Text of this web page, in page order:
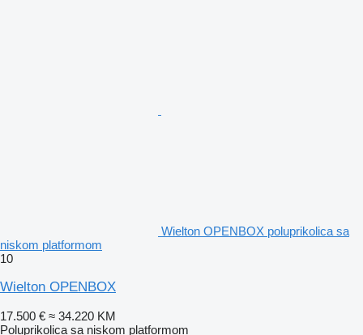
Wielton OPENBOX poluprikolica sa
niskom platformom
10
Wielton OPENBOX
17.500 € ≈ 34.220 KM
Poluprikolica sa niskom platformom